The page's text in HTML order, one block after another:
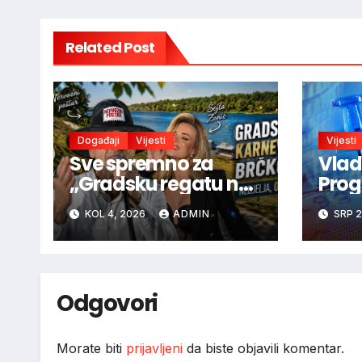
Related Post
Događaji Vijesti
Sve spremno za
„Gradsku regatu na
rijeci Savi 2026“
KOL 4, 2026 ADMIN
Vijesti
SRP
Odgovori
Morate biti prijavljeni da biste objavili komentar.